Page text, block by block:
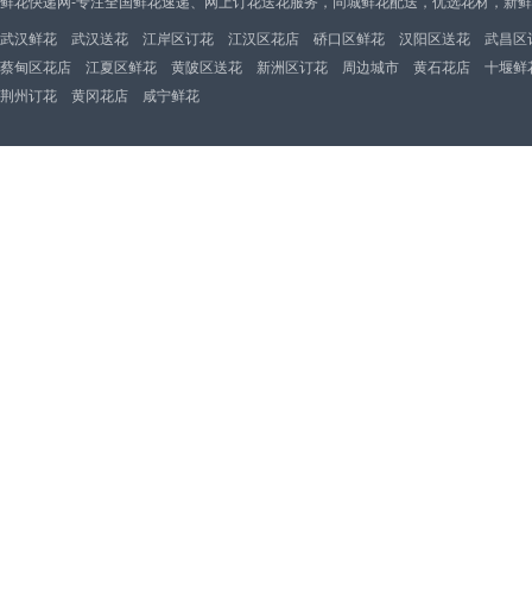
武汉鲜花 武汉送花 江岸区订花 江汉区花店 硚口区鲜花 汉阳区送花
武昌区
蔡甸区花店
江夏区鲜花 黄陂区送花 新洲区订花 周边城市 黄石花店
十堰鲜
荆州订花
黄冈花店 咸宁鲜花